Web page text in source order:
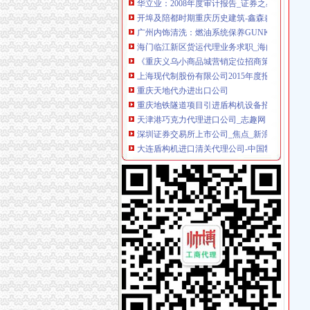
开埠及陪都时期重庆历史建筑-鑫森淼垚
广州内饰清洗：燃油系统保养GUNKM2616-油
海门临江新区货运代理业务求职_海门临江新区
《重庆义乌小商品城营销定位招商策划方案》
上海现代制股份有限公司2015年度报告摘要_新
重庆天地代办进出口公司
重庆地铁隧道项目引进盾构机设备招标报关代理
天津港巧克力代理进口公司_志趣网
深圳证券交易所上市公司_焦点_新浪财经_新浪网
大连盾构机进口清关代理公司-中国制造交易网
重庆进口美国咖啡清关运输到成都需要多长时
香港进口花王眼罩清关到重庆】国际进口物流,
中原地产免中介费家代理“重庆瑞安天地”-房产
专业代理DHL出口到尼泊尔空运到尼泊尔EMS
【重庆北京天地顺聘货运代理公司】网点,地址,
重庆市衣服快递到爱尔兰价格门到门国际包税
朝天门代办进出口公司
重庆蝶丽人贸易有限公司2017新招聘信息_电话
重庆重庆西源商标代理有限公司附近酒店【携程
重庆国际货运专线：渝新欧进口平行车运输清
【重庆朝天门易碎品物流_易碎品运输价格_易